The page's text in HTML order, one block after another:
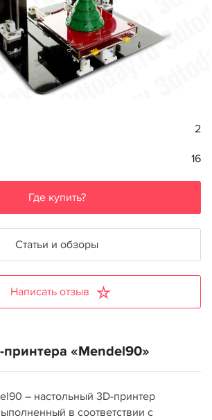
2
16
Где купить?
Статьи и обзоры
Написать отзыв
«Mendel90»
– настольный 3D-принтер
в соответствии с